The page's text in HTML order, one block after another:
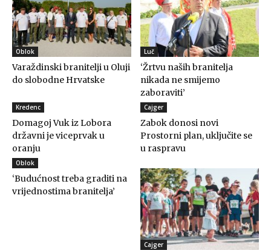
Oblok
Varaždinski branitelji u Oluji
do slobodne Hrvatske
Luč
‘Žrtvu naših branitelja
nikada ne smijemo
zaboraviti’
Kredenc
Domagoj Vuk iz Lobora
državni je viceprvak u
oranju
Cajger
Zabok donosi novi
Prostorni plan, uključite se
u raspravu
Oblok
‘Budućnost treba graditi na
vrijednostima branitelja’
Cajger